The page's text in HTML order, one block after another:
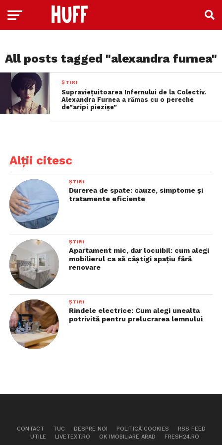
All posts tagged "alexandra furnea"
ȘTIRI
Supraviețuitoarea Infernului de la Colectiv.
Alexandra Furnea a rămas cu o pereche
de”aripi piezișe”
Alții citesc
ȘTIRI
Durerea de spate: cauze, simptome și
tratamente eficiente
ȘTIRI
Apartament mic, dar locuibil: cum alegi
mobilierul ca să câștigi spațiu fără
renovare
ȘTIRI
Rindele electrice: Cum alegi unealta
potrivită pentru prelucrarea lemnului
CONTACT TUC DESPRE NOI POLITICĂ COOKIES
RSS FEED
UTILE
LIVETEXT.RO OK IMOBILIARE ARAD FRESH24.RO